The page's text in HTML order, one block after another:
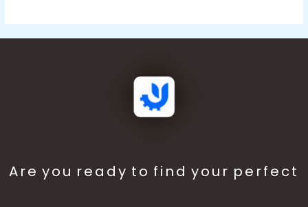
Are you ready to find your perfect